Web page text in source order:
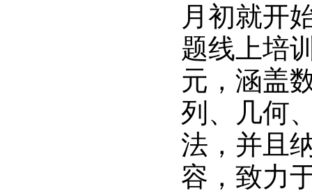
月初就开
题线上培
元，涵盖
列、几何
法，并且
容，致力